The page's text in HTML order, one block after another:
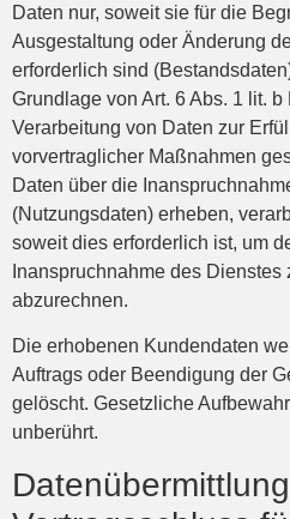
Daten nur, soweit sie für die
Ausgestaltung oder Änderung
erforderlich sind
Grundlage von Art. 6 Abs. 1 lit.
Verarbeitung von Daten zur
vorvertraglicher Maßnahmen
Daten über die
(Nutzungsdaten) erheben,
soweit dies erforderlich ist, um
Inanspruchnahme des
abzurechnen.
Die erhobenen Kundendaten
Auftrags oder Beendigung der
gelöscht. Gesetzliche
unberührt.